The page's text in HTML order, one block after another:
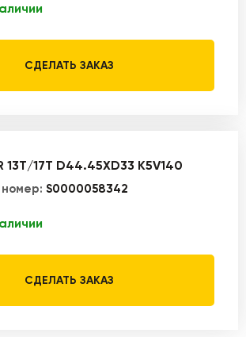
СДЕЛАТЬ ЗАКАЗ
17T D44.45XD33 K5V140
S0000058342
СДЕЛАТЬ ЗАКАЗ